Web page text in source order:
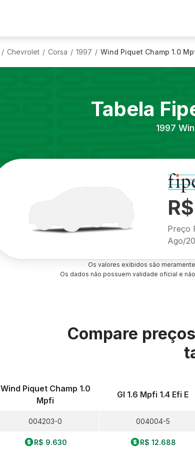
/ Chevrolet / Corsa / 1997 / Wind Piquet Champ 1.0
Tabela
1997
Preço
Ago/
Os valores exibidos são
Os dados não possuem validade oficial e
Compare
Wind Piquet Champ 1.0
Mpfi
004203-0
R$ 9.630
Gl 1.6 Mpfi 1.4 Efi E
004004-5
R$ 12.688